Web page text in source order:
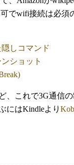
でwifi接続は必須
隠しコマンド
ショット
、これで3G通信
にはKindleより